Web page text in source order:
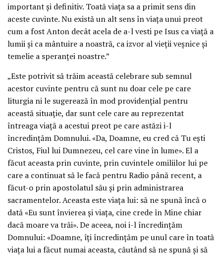
important și definitiv. Toată viața sa a primit sens din
aceste cuvinte. Nu există un alt sens în viața unui preot
cum a fost Anton decât acela de a-l vesti pe Isus ca viață a
lumii și ca mântuire a noastră, ca izvor al vieții veșnice și
temelie a speranței noastre.”
„Este potrivit să trăim această celebrare sub semnul
acestor cuvinte pentru că sunt nu doar cele pe care
liturgia ni le sugerează în mod providențial pentru
această situație, dar sunt cele care au reprezentat
întreaga viață a acestui preot pe care astăzi i-l
încredințăm Domnului. «Da, Doamne, eu cred că Tu ești
Cristos, Fiul lui Dumnezeu, cel care vine în lume». El a
făcut aceasta prin cuvinte, prin cuvintele omiliilor lui pe
care a continuat să le facă pentru Radio până recent, a
făcut-o prin apostolatul său și prin administrarea
sacramentelor. Aceasta este viața lui: să ne spună încă o
dată «Eu sunt învierea și viața, cine crede în Mine chiar
dacă moare va trăi». De aceea, noi i-l încredințăm
Domnului: «Doamne, îți încredințăm pe unul care în toată
viața lui a făcut numai aceasta, căutând să ne spună și să